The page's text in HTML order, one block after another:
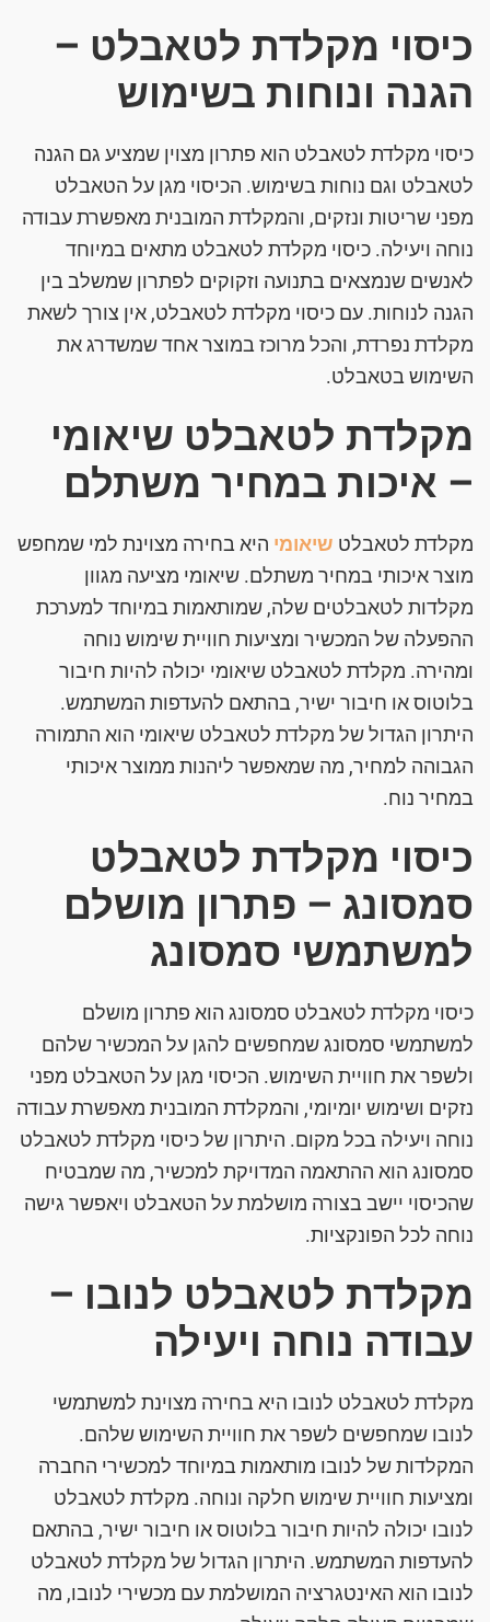
כיסוי מקלדת לטאבלט –
הגנה ונוחות בשימוש
כיסוי מקלדת לטאבלט הוא פתרון מצוין שמציע גם הגנה
לטאבלט וגם נוחות בשימוש. הכיסוי מגן על הטאבלט
מפני שריטות ונזקים, והמקלדת המובנית מאפשרת עבודה
נוחה ויעילה. כיסוי מקלדת לטאבלט מתאים במיוחד
לאנשים שנמצאים בתנועה וזקוקים לפתרון שמשלב בין
הגנה לנוחות. עם כיסוי מקלדת לטאבלט, אין צורך לשאת
מקלדת נפרדת, והכל מרוכז במוצר אחד שמשדרג את
השימוש בטאבלט.
מקלדת לטאבלט שיאומי
– איכות במחיר משתלם
מקלדת לטאבלט שיאומי היא בחירה מצוינת למי שמחפש
מוצר איכותי במחיר משתלם. שיאומי מציעה מגוון
מקלדות לטאבלטים שלה, שמותאמות במיוחד למערכת
ההפעלה של המכשיר ומציעות חוויית שימוש נוחה
ומהירה. מקלדת לטאבלט שיאומי יכולה להיות חיבור
בלוטוס או חיבור ישיר, בהתאם להעדפות המשתמש.
היתרון הגדול של מקלדת לטאבלט שיאומי הוא התמורה
הגבוהה למחיר, מה שמאפשר ליהנות ממוצר איכותי
במחיר נוח.
כיסוי מקלדת לטאבלט
סמסונג – פתרון מושלם
למשתמשי סמסונג
כיסוי מקלדת לטאבלט סמסונג הוא פתרון מושלם
למשתמשי סמסונג שמחפשים להגן על המכשיר שלהם
ולשפר את חוויית השימוש. הכיסוי מגן על הטאבלט מפני
נזקים ושימוש יומיומי, והמקלדת המובנית מאפשרת עבודה
נוחה ויעילה בכל מקום. היתרון של כיסוי מקלדת לטאבלט
סמסונג הוא ההתאמה המדויקת למכשיר, מה שמבטיח
שהכיסוי יישב בצורה מושלמת על הטאבלט ויאפשר גישה
נוחה לכל הפונקציות.
מקלדת לטאבלט לנובו –
עבודה נוחה ויעילה
מקלדת לטאבלט לנובו היא בחירה מצוינת למשתמשי
לנובו שמחפשים לשפר את חוויית השימוש שלהם.
המקלדות של לנובו מותאמות במיוחד למכשירי החברה
ומציעות חוויית שימוש חלקה ונוחה. מקלדת לטאבלט
לנובו יכולה להיות חיבור בלוטוס או חיבור ישיר, בהתאם
להעדפות המשתמש. היתרון הגדול של מקלדת לטאבלט
לנובו הוא האינטגרציה המושלמת עם מכשירי לנובו, מה